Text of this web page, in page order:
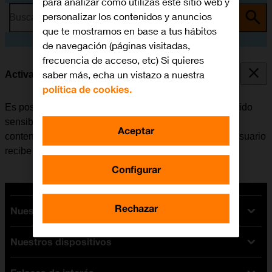
Busca por problema o tema
Activar o desactivar el aviso de contenido sensible
Es posible configurar la tablet para que registre contenido
sensible de las fotografías y los vídeos recibidos. El
contenido de la fotografía o el vídeo sale borroso y el usuario
recibe una advertencia antes de verlo.
Nuestras tarifas
Tarifas Orange
Tarifas fibra y móvil
Nuestros dispositivos
personalizar los contenidos y anuncios
que te mostramos en base a tus hábitos
de navegación (páginas visitadas,
frecuencia de acceso, etc) Si quieres
saber más, echa un vistazo a nuestra
política de cookies.
Configurar
Rechazar
Aceptar